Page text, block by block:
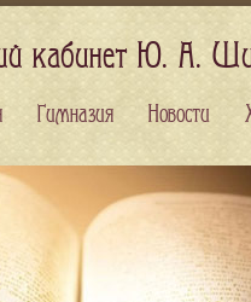
кабинет Ю. А.
Гимназия Новости